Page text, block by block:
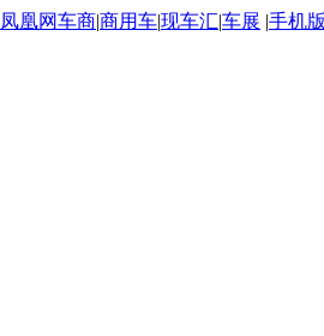
凤凰网车商|商用车|现车汇|车展 |手机版